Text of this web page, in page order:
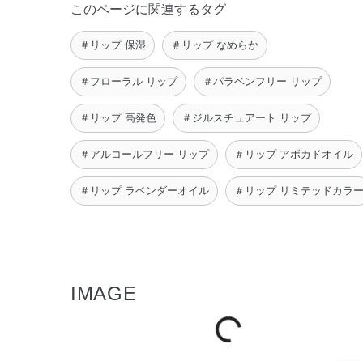
このページに関連するタグ
＃リップ 保湿 ＃リップ なめらか
＃フローラル リップ ＃パラベンフリー リップ
＃リップ 高発色 ＃ジルスチュアート リップ
＃アルコールフリー リップ ＃リップ アボカドオイル
＃リップ ラベンダーオイル ＃リップ リミテッドカラー
IMAGE